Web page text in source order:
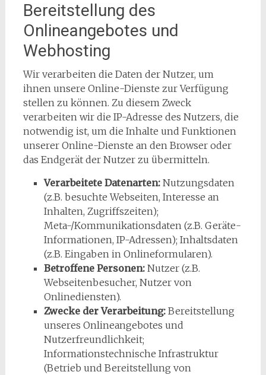
Bereitstellung des
Onlineangebotes und
Webhosting
Wir verarbeiten die Daten der Nutzer, um
ihnen unsere Online-Dienste zur Verfügung
stellen zu können. Zu diesem Zweck
verarbeiten wir die IP-Adresse des Nutzers, die
notwendig ist, um die Inhalte und Funktionen
unserer Online-Dienste an den Browser oder
das Endgerät der Nutzer zu übermitteln.
Verarbeitete Datenarten:Nutzungsdaten
(z.B. besuchte Webseiten, Interesse an
Inhalten, Zugriffszeiten);
Meta-/Kommunikationsdaten (z.B. Geräte-
Informationen, IP-Adressen); Inhaltsdaten
(z.B. Eingaben in Onlineformularen).
Betroffene Personen:Nutzer (z.B.
Webseitenbesucher, Nutzer von
Onlinediensten).
Zwecke der Verarbeitung:Bereitstellung
unseres Onlineangebotes und
Nutzerfreundlichkeit;
Informationstechnische Infrastruktur
(Betrieb und Bereitstellung von